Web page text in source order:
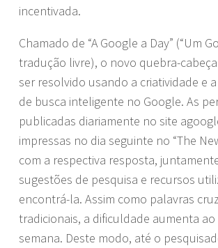
incentivada.
Chamado de “A Google a Day” (“Um
tradução livre), o novo quebra-
ser resolvido usando a criatividade e
de busca inteligente no Google. As
publicadas diariamente no site
impressas no dia seguinte no “The
com a respectiva resposta,
sugestões de pesquisa e recursos
encontrá-la. Assim como palavras
tradicionais, a dificuldade aumenta
semana. Deste modo, até o